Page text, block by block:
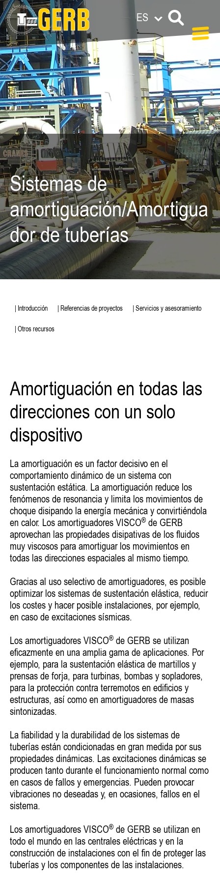
ES
Sistemas de
amortiguación/Amortigua
dor de tuberías
| Introducción | Referencias de proyectos | Servicios y asesoramiento
| Otros recursos
Amortiguación en todas las
direcciones con un solo
dispositivo
La amortiguación es un factor decisivo en el
comportamiento dinámico de un sistema con
sustentación estática. La amortiguación reduce los
fenómenos de resonancia y limita los movimientos de
choque disipando la energía mecánica y convirtiéndola
en calor. Los amortiguadores VISCO® de GERB
aprovechan las propiedades disipativas de los fluidos
muy viscosos para amortiguar los movimientos en
todas las direcciones espaciales al mismo tiempo.
Gracias al uso selectivo de amortiguadores, es posible
optimizar los sistemas de sustentación elástica, reducir
los costes y hacer posible instalaciones, por ejemplo,
en caso de excitaciones sísmicas.
Los amortiguadores VISCO® de GERB se utilizan
eficazmente en una amplia gama de aplicaciones. Por
ejemplo, para la sustentación elástica de martillos y
prensas de forja, para turbinas, bombas y sopladores,
para la protección contra terremotos en edificios y
estructuras, así como en amortiguadores de masas
sintonizadas.
La fiabilidad y la durabilidad de los sistemas de
tuberías están condicionadas en gran medida por sus
propiedades dinámicas. Las excitaciones dinámicas se
producen tanto durante el funcionamiento normal como
en casos de fallos y emergencias. Pueden provocar
vibraciones no deseadas y, en ocasiones, fallos en el
sistema.
Los amortiguadores VISCO® de GERB se utilizan en
todo el mundo en las centrales eléctricas y en la
construcción de instalaciones con el fin de proteger las
tuberías y los componentes de las instalaciones.